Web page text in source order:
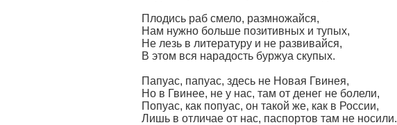
Плодись раб смело, размножайся,
Нам нужно больше позитивных и тупых,
Не лезь в литературу и не развивайся,
В этом вся нарадость буржуа скупых.
Папуас, папуас, здесь не Новая Гвинея,
Но в Гвинее, не у нас, там от денег не болели,
Попуас, как попуас, он такой же, как в России,
Лишь в отличае от нас, паспортов там не носили.